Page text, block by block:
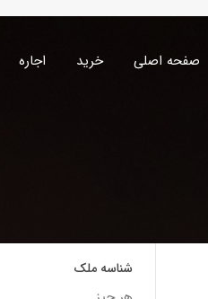
صفحه اصلی خرید اجاره
شناسه ملک